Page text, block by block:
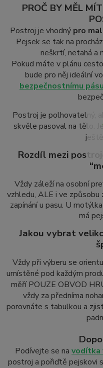
PROČ BY MĚL
Postroj je vhodný pro
Pejsek se tak na
neškrtí, netahá a
Pokud máte v plánu
bude pro něj ideální
bezpečnostnímu pásu
Postroj je polhovatelný,
skvěle pasoval na tělo.
Rozdíl mezi
Vždy záleží na osobní
vzhledu, ALE i ve způsobu
zapínání u pasu. U
má
Jakou vybrat
Vždy při výberu se
umístěné pod každým
měří POUZE OBVOD
vždy za předníma
porovnáte s tabulkou a
Podívejte se na vodítka
postroj a pořiďtě pejskovi